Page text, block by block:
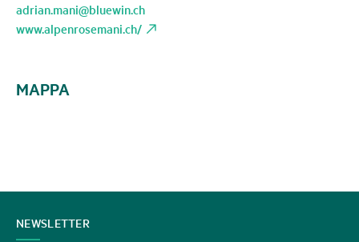
adrian.mani@bluewin.ch
www.alpenrosemani.ch/
MAPPA
CONTATTATECI
NEWSLETTER